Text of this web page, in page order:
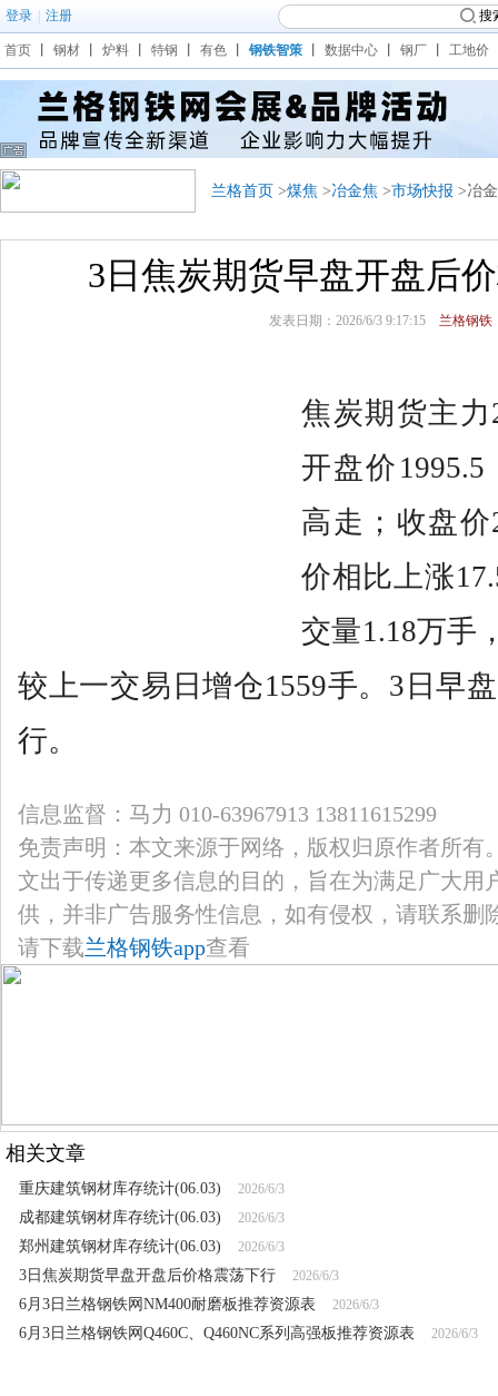
登录 注册 搜
首页 钢材 炉料 特钢 有色 钢铁智策 数据中心 钢厂 工地价
兰格首页 >煤焦 >冶金焦 >市场快报 >冶
3日焦炭期货早盘开盘后
发表日期：2026/6/3 9:17:15 兰格钢铁
焦炭期货主
开盘价
高走；收盘
价相比上涨
交量1.18万手
较上一交易日增仓1559手。3日早
行。
信息监督：马力 010-63967913 13811615299
免责声明：本文来源于网络，版权归原作者所有
文出于传递更多信息的目的，旨在为满足广大用
供，并非广告服务性信息，如有侵权，请联系删
请下载兰格钢铁app查看
相关文章
重庆建筑钢材库存统计(06.03) 2026/6/3
成都建筑钢材库存统计(06.03) 2026/6/3
郑州建筑钢材库存统计(06.03) 2026/6/3
3日焦炭期货早盘开盘后价格震荡下行 2026/6/3
6月3日兰格钢铁网NM400耐磨板推荐资源表 2026/6/3
6月3日兰格钢铁网Q460C、Q460NC系列高强板推荐资源表 2026/6/3